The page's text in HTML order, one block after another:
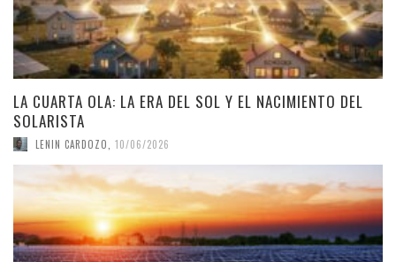
LA CUARTA OLA: LA ERA DEL SOL Y EL NACIMIENTO DEL
SOLARISTA
LENIN CARDOZO 10/06/2026